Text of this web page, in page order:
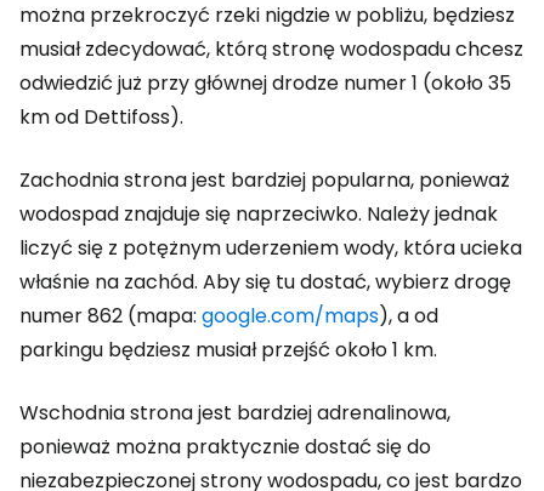
można przekroczyć rzeki nigdzie w pobliżu, będziesz
musiał zdecydować, którą stronę wodospadu chcesz
odwiedzić już przy głównej drodze numer 1 (około 35
km od Dettifoss).
Zachodnia strona jest bardziej popularna, ponieważ
wodospad znajduje się naprzeciwko. Należy jednak
liczyć się z potężnym uderzeniem wody, która ucieka
właśnie na zachód. Aby się tu dostać, wybierz drogę
numer 862 (mapa: google.com/maps), a od
parkingu będziesz musiał przejść około 1 km.
Wschodnia strona jest bardziej adrenalinowa,
ponieważ można praktycznie dostać się do
niezabezpieczonej strony wodospadu, co jest bardzo